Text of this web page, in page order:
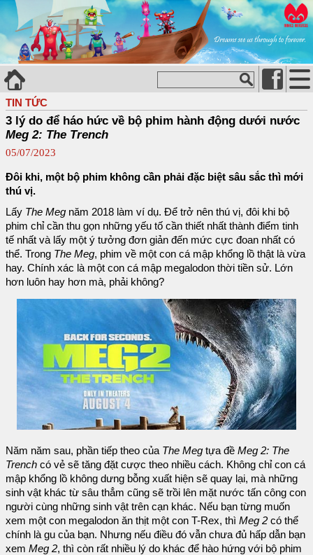
TIN TỨC
3 lý do để háo hức về bộ phim hành động dưới nước
Meg 2: The Trench
05/07/2023
Đôi khi, một bộ phim không cần phải đặc biệt sâu sắc thì mới
thú vị.
Lấy The Meg năm 2018 làm ví dụ. Để trở nên thú vị, đôi khi bộ
phim chỉ cần thu gọn những yếu tố cần thiết nhất thành điểm tinh
tế nhất và lấy một ý tưởng đơn giản đến mức cực đoan nhất có
thể. Trong The Meg, phim về một con cá mập khổng lồ thật là vừa
hay. Chính xác là một con cá mập megalodon thời tiền sử. Lớn
hơn luôn hay hơn mà, phải không?
Năm năm sau, phần tiếp theo của The Meg tựa đề Meg 2: The
Trench có vẻ sẽ tăng đặt cược theo nhiều cách. Không chỉ con cá
mập khổng lồ không dưng bỗng xuất hiện sẽ quay lại, mà những
sinh vật khác từ sâu thẳm cũng sẽ trồi lên mặt nước tấn công con
người cùng những sinh vật trên cạn khác. Nếu bạn từng muốn
xem một con megalodon ăn thịt một con T-Rex, thì Meg 2 có thể
chính là gu của bạn. Nhưng nếu điều đó vẫn chưa đủ hấp dẫn bạn
xem Meg 2, thì còn rất nhiều lý do khác để hào hứng với bộ phim